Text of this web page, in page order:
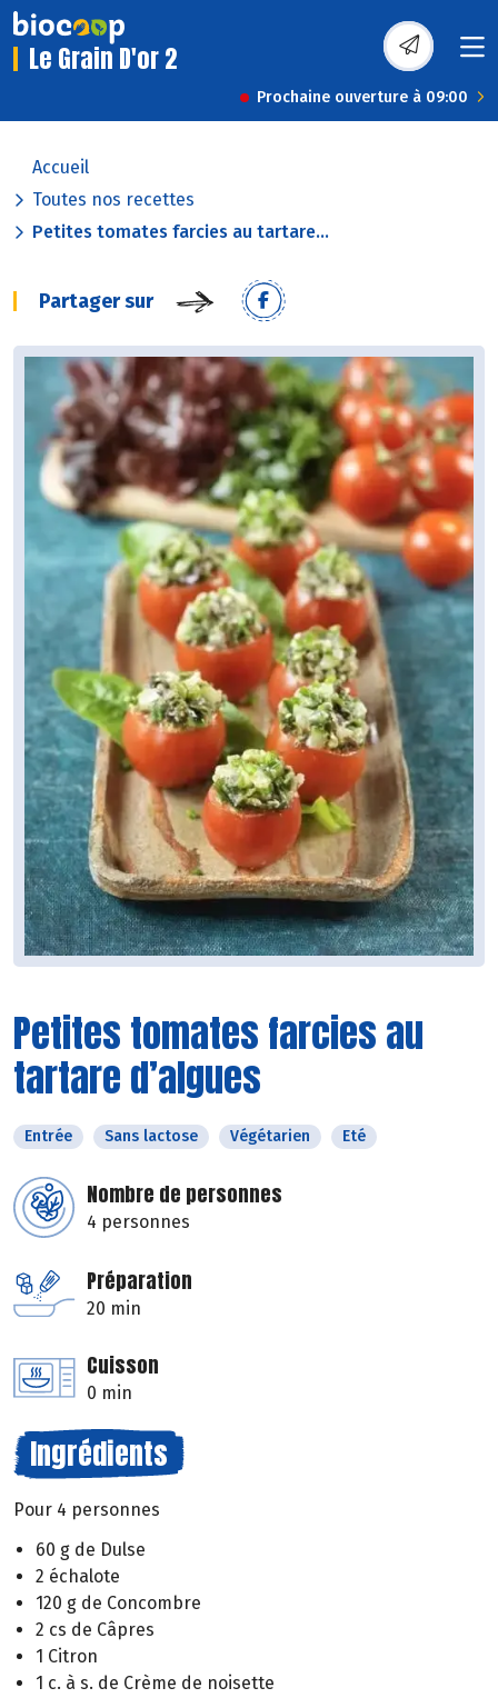
Le Grain D'or 2
Prochaine ouverture à 09:00
Accueil
Toutes nos recettes
Petites tomates farcies au tartare...
Partager sur
Petites tomates farcies au
tartare d’algues
Entrée Sans lactose Végétarien Eté
Nombre de personnes
4 personnes
Préparation
20 min
Cuisson
0 min
Ingrédients
Pour 4 personnes
60 g de Dulse
2 échalote
120 g de Concombre
2 cs de Câpres
1 Citron
1 c. à s. de Crème de noisette